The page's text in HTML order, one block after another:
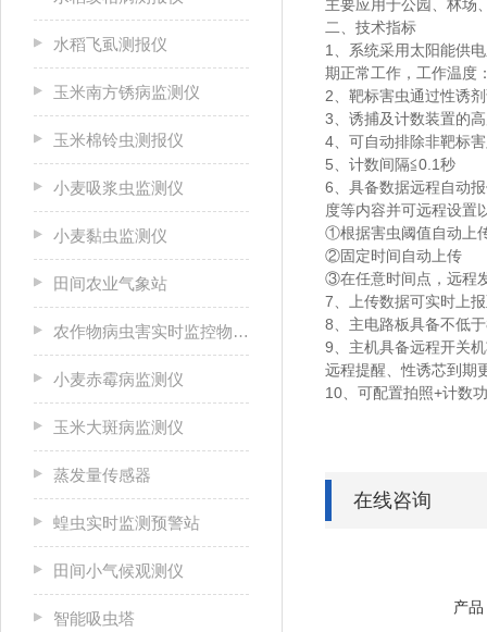
水稻飞虱测报仪
玉米南方锈病监测仪
玉米棉铃虫测报仪
小麦吸浆虫监测仪
小麦黏虫监测仪
田间农业气象站
农作物病虫害实时监控物联网设备
小麦赤霉病监测仪
玉米大斑病监测仪
蒸发量传感器
蝗虫实时监测预警站
田间小气候观测仪
智能吸虫塔
主要应用于公园、林场
二、技术指标
1、系统采用太阳能供
期正常工作，工作温
2、靶标害虫通过性诱
3、诱捕及计数装置的
4、可自动排除非靶标
5、计数间隔≦0.1秒
6、具备数据远程自动
度等内容并可远程设置
①根据害虫阈值自动上
②固定时间自动上传
③在任意时间点，远程
7、上传数据可实时上
8、主电路板具备不低
9、主机具备远程开关
远程提醒、性诱芯到期
10、可配置拍照+计数
在线咨询
产品